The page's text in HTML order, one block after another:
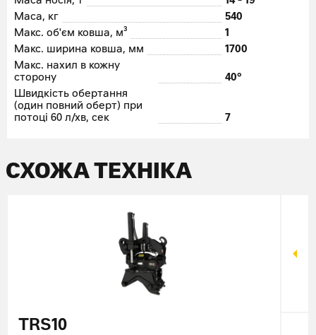
Маса, кг
540
Макс. об'єм ковша, м³
1
Макс. ширина ковша, мм
1700
Макс. нахил в кожну
сторону
40°
Швидкість обертання
(один повний оберт) при
потоці 60 л/хв, сек
7
СХОЖА ТЕХНІКА
TRS10